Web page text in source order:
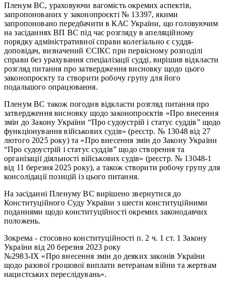
Пленум ВС, ураховуючи вагомість окремих аспектів,
запропонованих у законопроєкті № 13397, якими
запропоновано передбачити в КАС України, що головуючим
на засіданнях ВП ВС під час розгляду в апеляційному
порядку адміністративної справи колегіально є суддя-
доповідач, визначений ЄСІКС при первісному розподілі
справи без урахування спеціалізації судді, вирішив відкласти
розгляд питання про затвердження висновку щодо цього
законопроєкту та створити робочу групу для його
подальшого опрацювання.
Пленум ВС також погодив відкласти розгляд питання про
затвердження висновку щодо законопроєктів «Про внесення
змін до Закону України “Про судоустрій і статус суддів” щодо
функціонування військових судів» (реєстр. № 13048 від 27
лютого 2025 року) та «Про внесення змін до Закону України
“Про судоустрій і статус суддів” щодо створення та
організації діяльності військових судів» (реєстр. № 13048-1
від 11 березня 2025 року), а також створити робочу групу для
консолідації позицій із цього питання.
На засіданні Пленуму ВС вирішено звернутися до
Конституційного Суду України з шести конституційними
поданнями щодо конституційності окремих законодавчих
положень.
Зокрема - стосовно конституційності п. 2 ч. 1 ст. 1 Закону
України від 20 березня 2023 року
№2983-ІХ «Про внесення змін до деяких законів України
щодо разової грошової виплати ветеранам війни та жертвам
нацистських переслідувань».